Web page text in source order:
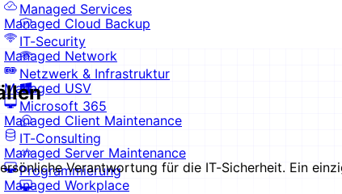
Managed Cloud Backup
Managed Network
Managed USV
Managed Client Maintenance
Managed Server Maintenance
Managed Workplace
Managed Services
IT-Security
Netzwerk & Infrastruktur
Microsoft 365
IT-Consulting
ProgrammierungVerantwortung für die IT-Sicherheit. Ein